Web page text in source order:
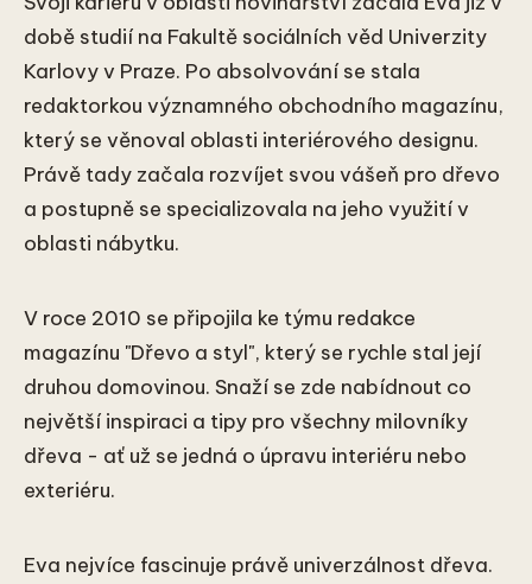
době studií na Fakultě sociálních věd Univerzity
Karlovy v Praze. Po absolvování se stala
redaktorkou významného obchodního magazínu,
který se věnoval oblasti interiérového designu.
Právě tady začala rozvíjet svou vášeň pro dřevo
a postupně se specializovala na jeho využití v
oblasti nábytku.
V roce 2010 se připojila ke týmu redakce
magazínu "Dřevo a styl", který se rychle stal její
druhou domovinou. Snaží se zde nabídnout co
největší inspiraci a tipy pro všechny milovníky
dřeva - ať už se jedná o úpravu interiéru nebo
exteriéru.
Eva nejvíce fascinuje právě univerzálnost dřeva.